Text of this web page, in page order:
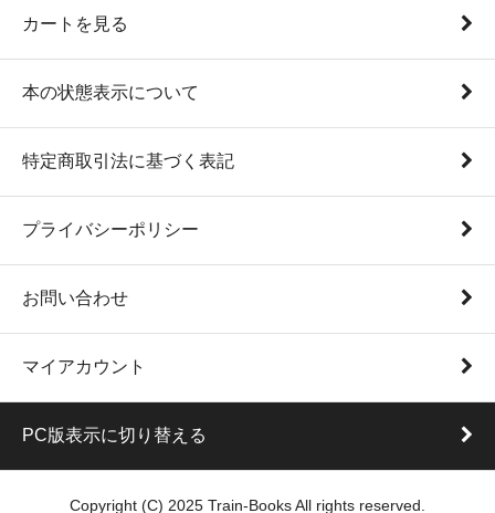
カートを見る
本の状態表示について
特定商取引法に基づく表記
プライバシーポリシー
お問い合わせ
マイアカウント
PC版表示に切り替える
Copyright (C) 2025 Train-Books All rights reserved.